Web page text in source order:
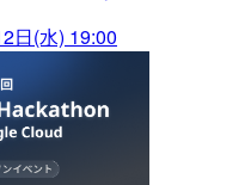
日(水) 19:00